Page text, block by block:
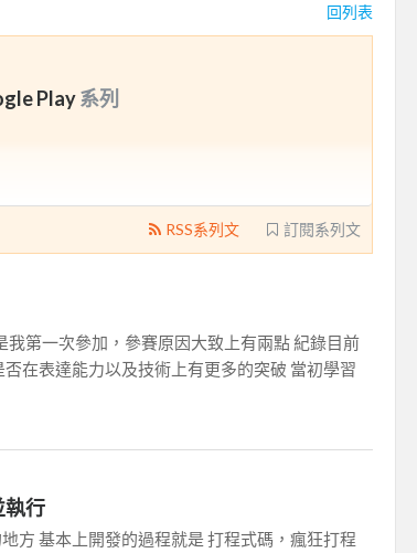
回列表
Play系列
嵌、虛擬產品連接)
訂閱系列文
RSS系列文
我第一次參加，參賽原因大致上有兩點 紀錄目前
在表達能力以及技術上有更多的突破 當初學習
執行
方 基本上開發的過程就是 打程式碼，瘋狂打程